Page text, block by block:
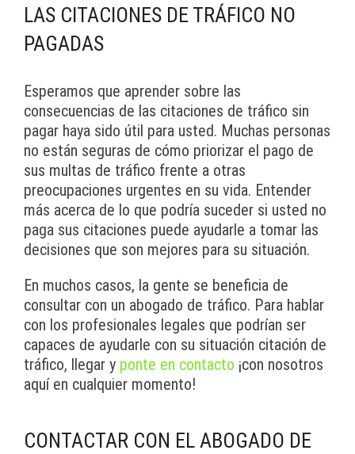
LAS CITACIONES DE TRÁFICO NO
PAGADAS
Esperamos que aprender sobre las
consecuencias de las citaciones de tráfico sin
pagar haya sido útil para usted. Muchas personas
no están seguras de cómo priorizar el pago de
sus multas de tráfico frente a otras
preocupaciones urgentes en su vida. Entender
más acerca de lo que podría suceder si usted no
paga sus citaciones puede ayudarle a tomar las
decisiones que son mejores para su situación.
En muchos casos, la gente se beneficia de
consultar con un abogado de tráfico. Para hablar
con los profesionales legales que podrían ser
capaces de ayudarle con su situación citación de
tráfico, llegar y ponte en contacto ¡con nosotros
aquí en cualquier momento!
CONTACTAR CON EL ABOGADO DE